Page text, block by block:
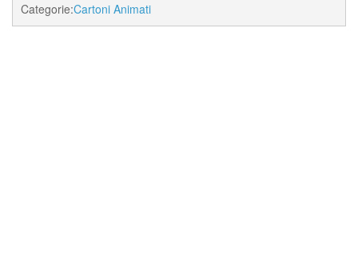
Categorie:Cartoni Animati